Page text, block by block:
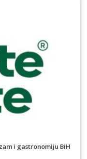
i gastronomiju BiH